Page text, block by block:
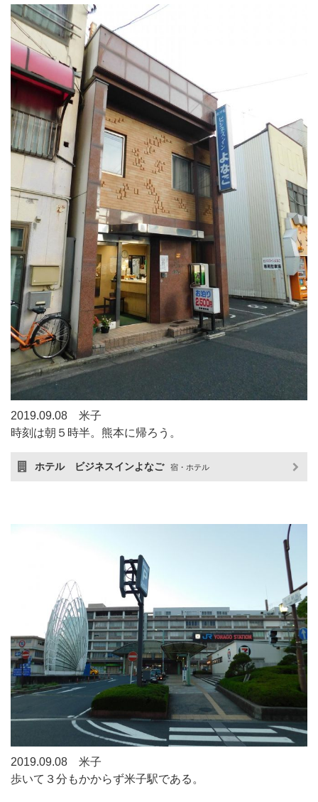
2019.09.08 米子
時刻は朝５時半。熊本に帰ろう。
ホテル ビジネスインよなご 宿・ホテル
2019.09.08 米子
歩いて３分もかからず米子駅である。